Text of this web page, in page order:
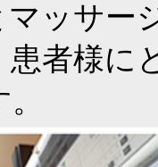
マッサー
患者様に